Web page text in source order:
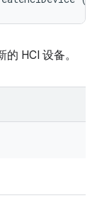
HCI 设备。